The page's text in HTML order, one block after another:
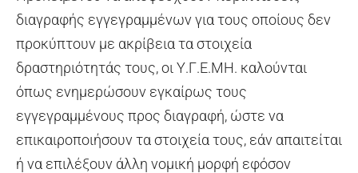
διαγραφής εγγεγραμμένων για τους οποίους δεν
προκύπτουν με ακρίβεια τα στοιχεία
δραστηριότητάς τους, οι Υ.Γ.Ε.ΜΗ. καλούνται
όπως ενημερώσουν εγκαίρως τους
εγγεγραμμένους προς διαγραφή, ώστε να
επικαιροποιήσουν τα στοιχεία τους, εάν απαιτείται
ή να επιλέξουν άλλη νομική μορφή εφόσον